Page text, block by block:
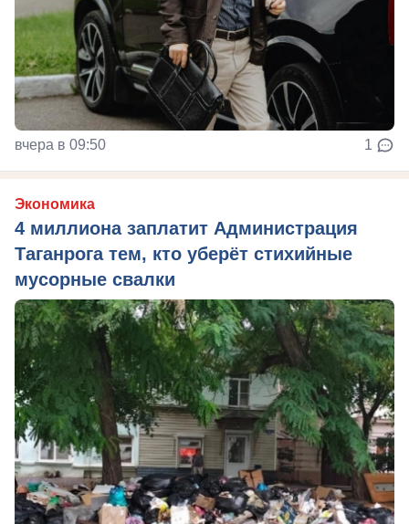
вчера в 09:50 1
Экономика
4 миллиона заплатит Администрация
Таганрога тем, кто уберёт стихийные
мусорные свалки